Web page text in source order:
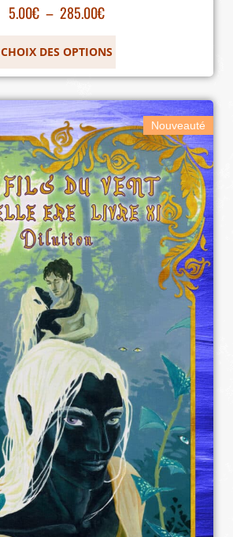
5.00€ – 285.00€
CHOIX DES OPTIONS
Nouveauté